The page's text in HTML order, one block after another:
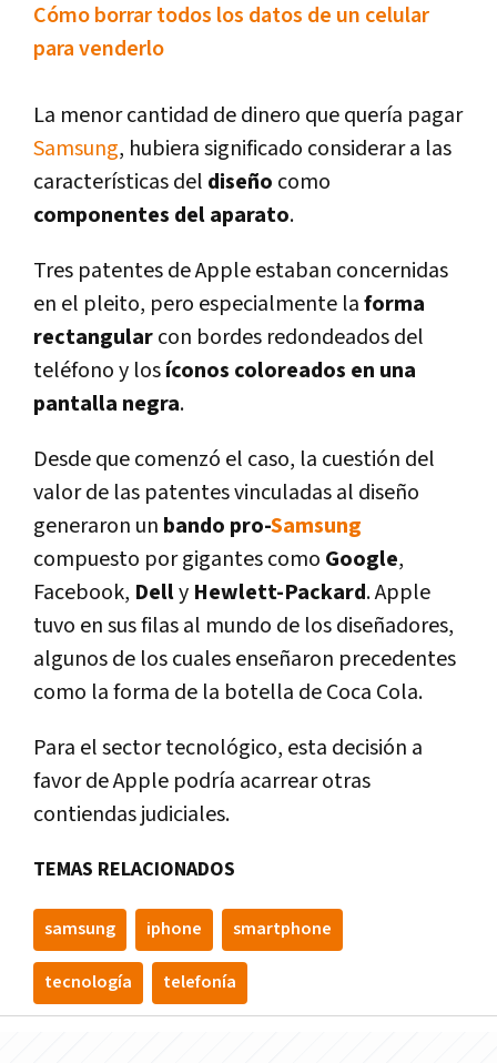
Cómo borrar todos los datos de un celular
para venderlo
La menor cantidad de dinero que querí­a pagar
Samsung, hubiera significado considerar a las
caracterí­sticas del diseño como
componentes del aparato.
Tres patentes de Apple estaban concernidas
en el pleito, pero especialmente laforma
rectangularcon bordes redondeados del
teléfono y losí­conos coloreados en una
pantalla negra.
Desde que comenzó el caso, la cuestión del
valor de las patentes vinculadas al diseño
generaron un bando pro-Samsung
compuesto por gigantes como Google,
Facebook, Delly Hewlett-Packard. Apple
tuvo en sus filas al mundo de los diseñadores,
algunos de los cuales enseñaron precedentes
como la forma de la botella de Coca Cola.
Para el sector tecnológico, esta decisión a
favor de Apple podrí­a acarrear otras
contiendas judiciales.
TEMAS RELACIONADOS
samsung iphone smartphone
tecnologí­a telefoní­a